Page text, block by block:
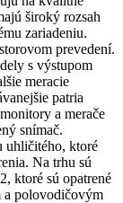
široký rozsah
zariadeniu.
prevedení.
s výstupom
meracie
patria
a merače
snímač.
uhličitého, ktoré
Na trhu sú
ktoré sú opatrené
a polovodičovým